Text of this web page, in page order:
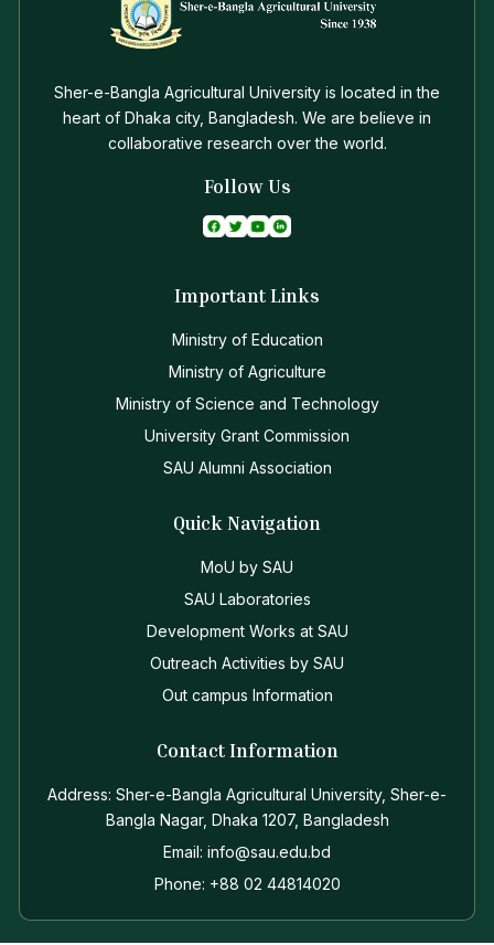
Sher-e-Bangla Agricultural University is located in the
heart of Dhaka city, Bangladesh. We are believe in
collaborative research over the world.
Follow Us
Important Links
Ministry of Education
Ministry of Agriculture
Ministry of Science and Technology
University Grant Commission
SAU Alumni Association
Quick Navigation
MoU by SAU
SAU Laboratories
Development Works at SAU
Outreach Activities by SAU
Out campus Information
Contact Information
Address: Sher-e-Bangla Agricultural University, Sher-e-
Bangla Nagar, Dhaka 1207, Bangladesh
Email: info@sau.edu.bd
Phone: +88 02 44814020